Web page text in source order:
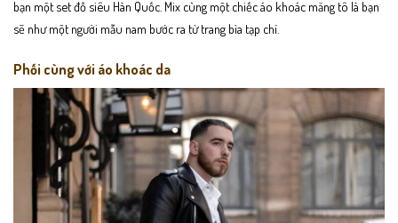
bạn một set đồ siêu Hàn Quốc. Mix cùng một chiếc áo khoác măng tô là bạn
sẽ như một người mẫu nam bước ra từ trang bìa tạp chí.
Phối cùng với áo khoác da